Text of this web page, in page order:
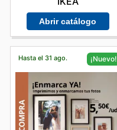
Abrir catálogo
Hasta el 31 ago. ¡Nuevo!